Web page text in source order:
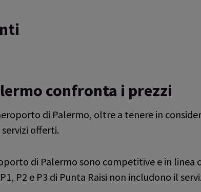
confronta i prezzi
di Palermo, oltre a tenere in
offerti.
di Palermo sono competitive e in linea
P2 e P3 di Punta Raisi non includono il